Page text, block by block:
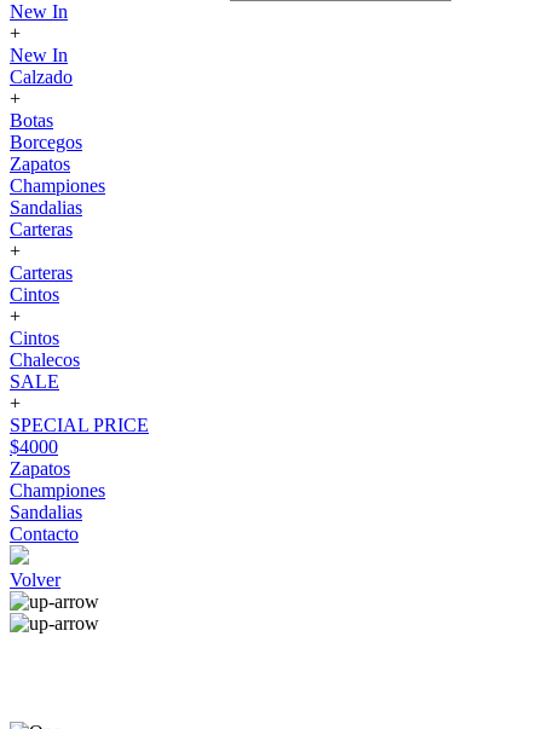
New In
+
New In
Calzado
+
Botas
Borcegos
Zapatos
Championes
Sandalias
Carteras
+
Carteras
Cintos
+
Cintos
Chalecos
SALE
+
SPECIAL PRICE
$4000
Zapatos
Championes
Sandalias
Contacto
Volver